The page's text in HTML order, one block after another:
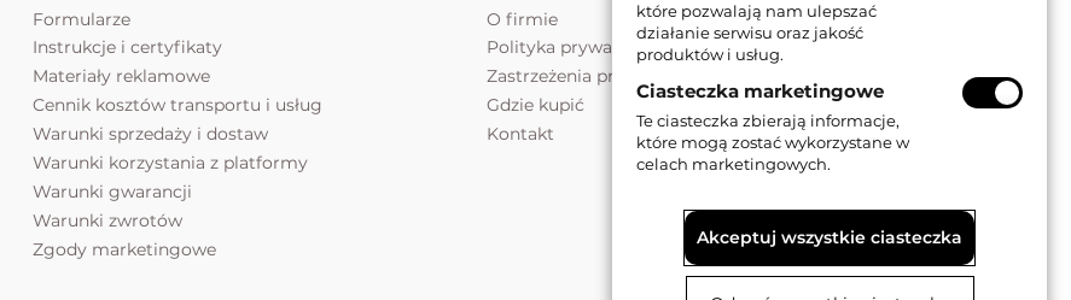
Formularze
Instrukcje i certyfikaty
Materiały reklamowe
Cennik kosztów transportu i usług
Warunki sprzedaży i dostaw
Warunki korzystania z platformy
Warunki gwarancji
Warunki zwrotów
Zgody marketingowe
O firmie
Polityka prywatności
Zastrzeżenia prawne
Gdzie kupić
Kontakt
które pozwalają nam ulepszać
działanie serwisu oraz jakość
produktów i usług.
Ciasteczka marketingowe
Te ciasteczka zbierają informacje,
które mogą zostać wykorzystane w
celach marketingowych.
Akceptuj wszystkie ciasteczka